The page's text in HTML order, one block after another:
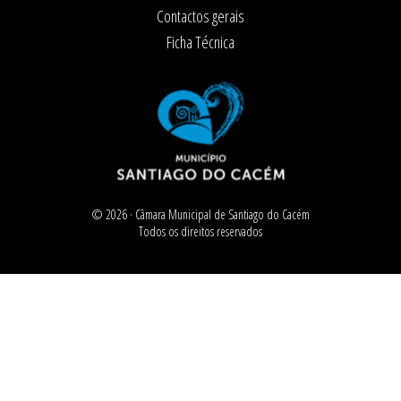
Contactos gerais
Ficha Técnica
© 2026 · Câmara Municipal de Santiago do Cacém
Todos os direitos reservados